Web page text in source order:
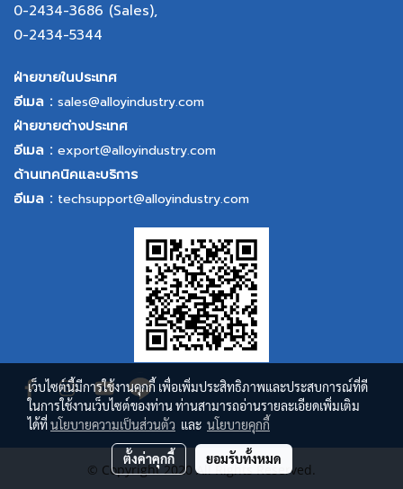
0-2434-3686 (Sales),
0-2434-5344
ฝ่ายขายในประเทศ
อีเมล : sales@alloyindustry.com
ฝ่ายขายต่างประเทศ
อีเมล : export@alloyindustry.com
ด้านเทคนิคและบริการ
อีเมล : techsupport@alloyindustry.com
© Copyright 2020 All Rights Reserved.
เว็บไซต์นี้มีการใช้งานคุกกี้ เพื่อเพิ่มประสิทธิภาพและประสบการณ์ที่ดี
ในการใช้งานเว็บไซต์ของท่าน ท่านสามารถอ่านรายละเอียดเพิ่มเติม
ได้ที่นโยบายความเป็นส่วนตัว และ นโยบายคุกกี้
ตั้งค่าคุกกี้ ยอมรับทั้งหมด